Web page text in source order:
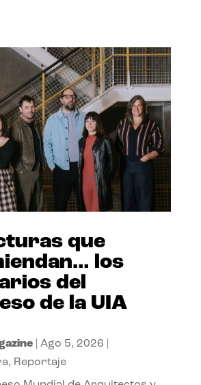
que
los
del
de la UIA
| Ago 5, 2026
, Reportaje